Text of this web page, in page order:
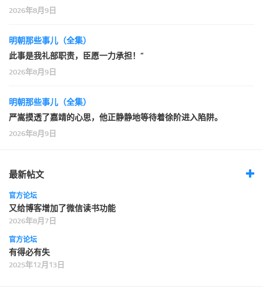
2026年8月9日
明朝那些事儿（全集）
此事是我礼部职责，臣愿一力承担！”
2026年8月9日
明朝那些事儿（全集）
严嵩摸透了嘉靖的心思，他正静静地等待着徐阶进入陷阱。
2026年8月9日
最新帖文
官方论坛
又给博客增加了微信读书功能
2026年8月7日
官方论坛
有得必有失
2025年12月13日